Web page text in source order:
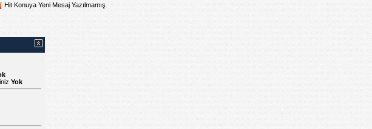
Hit Konuya Yeni Mesaj Yazılmamış
Yok